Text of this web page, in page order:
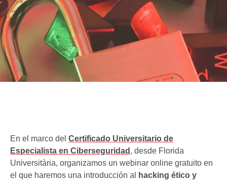
En el marco del Certificado Universitario de
Especialista en Ciberseguridad , desde Florida
Universitària, organizamos un webinar online gratuito en
el que haremos una introducción al
hacking ético y